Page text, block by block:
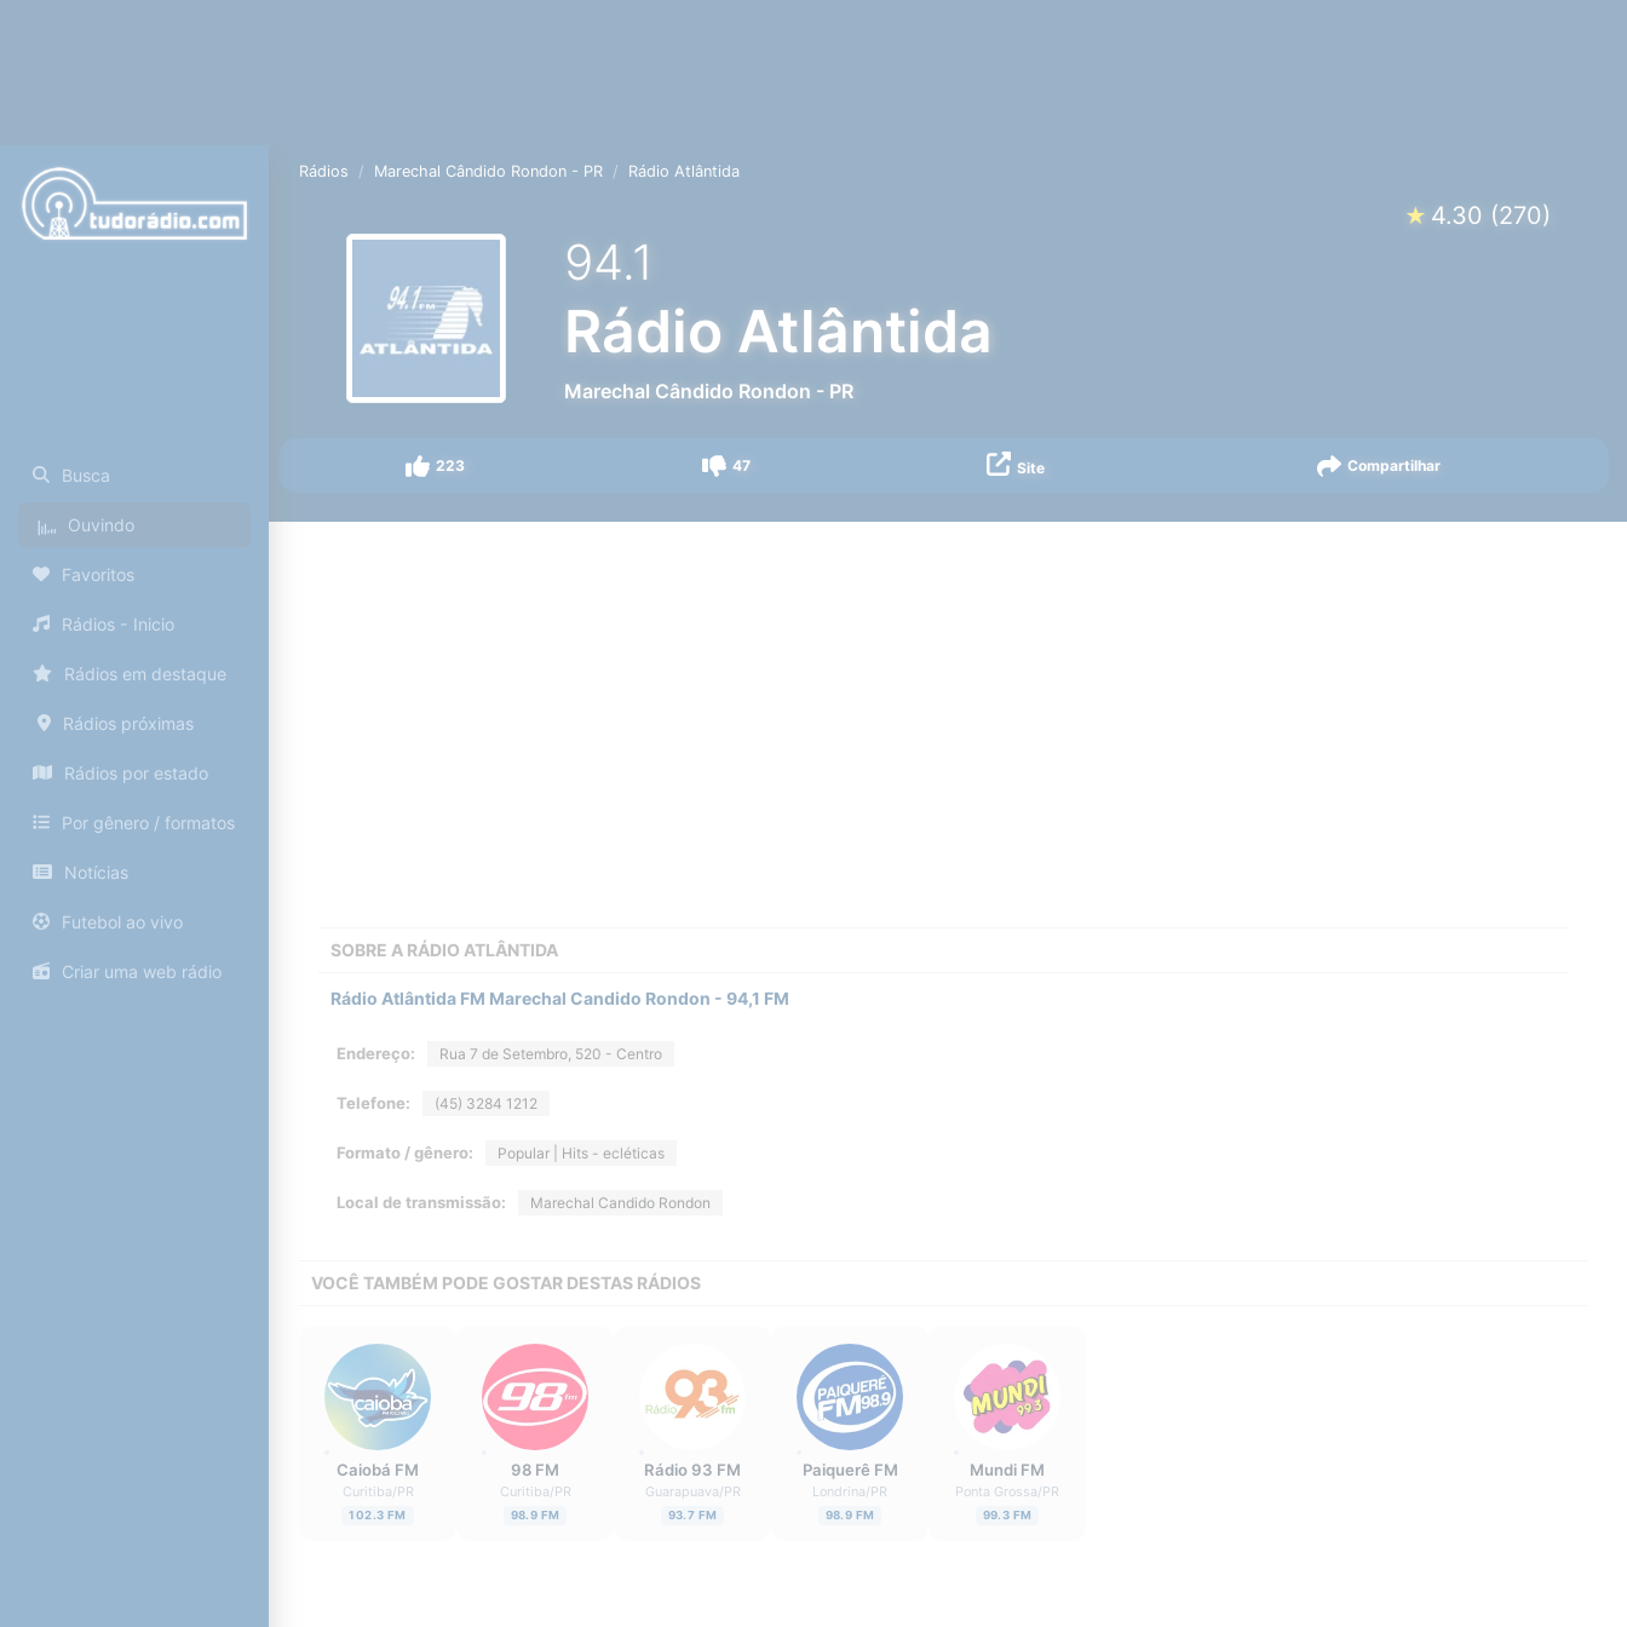
Busca
Ouvindo
Favoritos
Rádios - Inicio
Rádios em destaque
Rádios próximas
Rádios por estado
Por gênero / formatos
Notícias
Futebol ao vivo
Criar uma web rádio
Rádios Marechal Cândido Rondon - PR Rádio Atlântida
★ 4.30 (270)
94.1
Rádio Atlântida
Marechal Cândido Rondon - PR
223 47 Site Compartilhar
SOBRE A RÁDIO ATLÂNTIDA
Rádio Atlântida FM Marechal Candido Rondon - 94,1 FM
Endereço: Rua 7 de Setembro, 520 - Centro
Telefone: (45) 3284 1212
Formato / gênero: Popular | Hits - ecléticas
Local de transmissão: Marechal Candido Rondon
VOCÊ TAMBÉM PODE GOSTAR DESTAS RÁDIOS
Caiobá FM
Curitiba/PR
102.3 FM
98 FM
Curitiba/PR
98.9 FM
Rádio 93 FM
Guarapuava/PR
93.7 FM
Paiquerê FM
Londrina/PR
98.9 FM
Mundi FM
Ponta Grossa/PR
99.3 FM